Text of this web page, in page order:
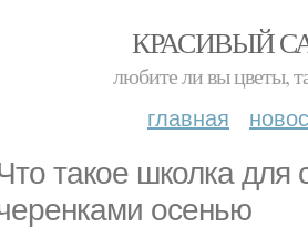
КРАСИВЫЙ
любите ли вы цветы,
главная
такое школка для
осенью